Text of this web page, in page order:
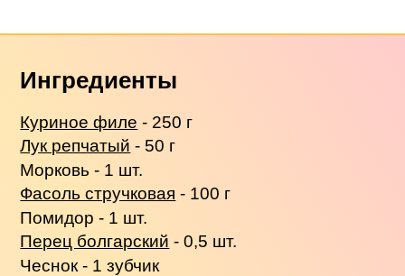
Ингредиенты
Куриное филе - 250 г
Лук репчатый - 50 г
Морковь - 1 шт.
Фасоль стручковая - 100 г
Помидор - 1 шт.
Перец болгарский - 0,5 шт.
Чеснок - 1 зубчик